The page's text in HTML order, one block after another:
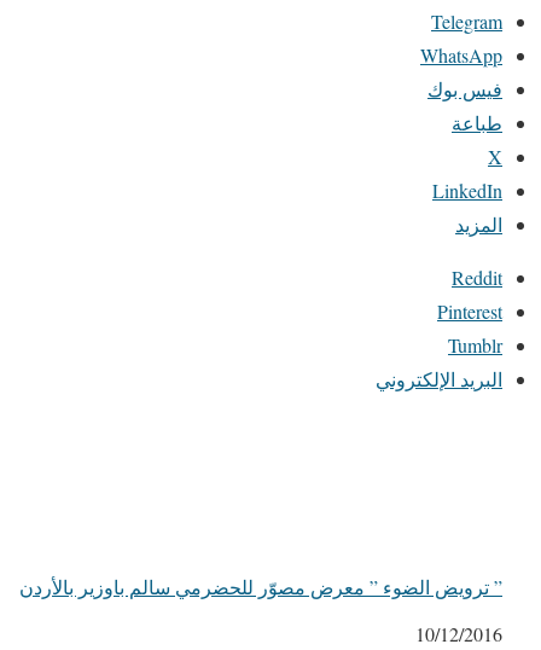
Telegram
WhatsApp
فيس بوك
طباعة
X
LinkedIn
المزيد
Reddit
Pinterest
Tumblr
البريد الإلكتروني
” ترويض الضوء ” معرض مصوّر للحضرمي سالم باوزير بالأردن
التاريخ
10/12/2016